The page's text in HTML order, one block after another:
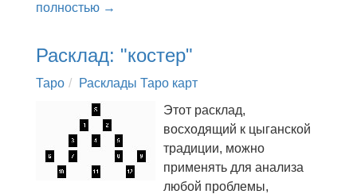
полностью →
Расклад: "костер"
Таро
Расклады Таро карт
Этот расклад,
восходящий к цыганской
традиции, можно
применять для анализа
любой проблемы,